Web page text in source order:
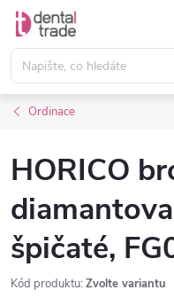
Přejít
obsah
Ordinace
HORICO
špičaté,
Kód produktu: Zvolte variantu